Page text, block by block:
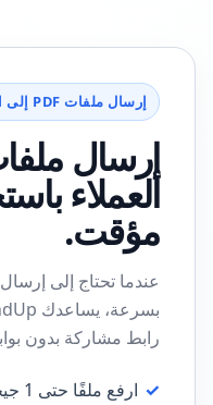
إرسال ملفات PDF إلى العملاء
العملاء
مؤقت.
رابط مشاركة بدون
✓